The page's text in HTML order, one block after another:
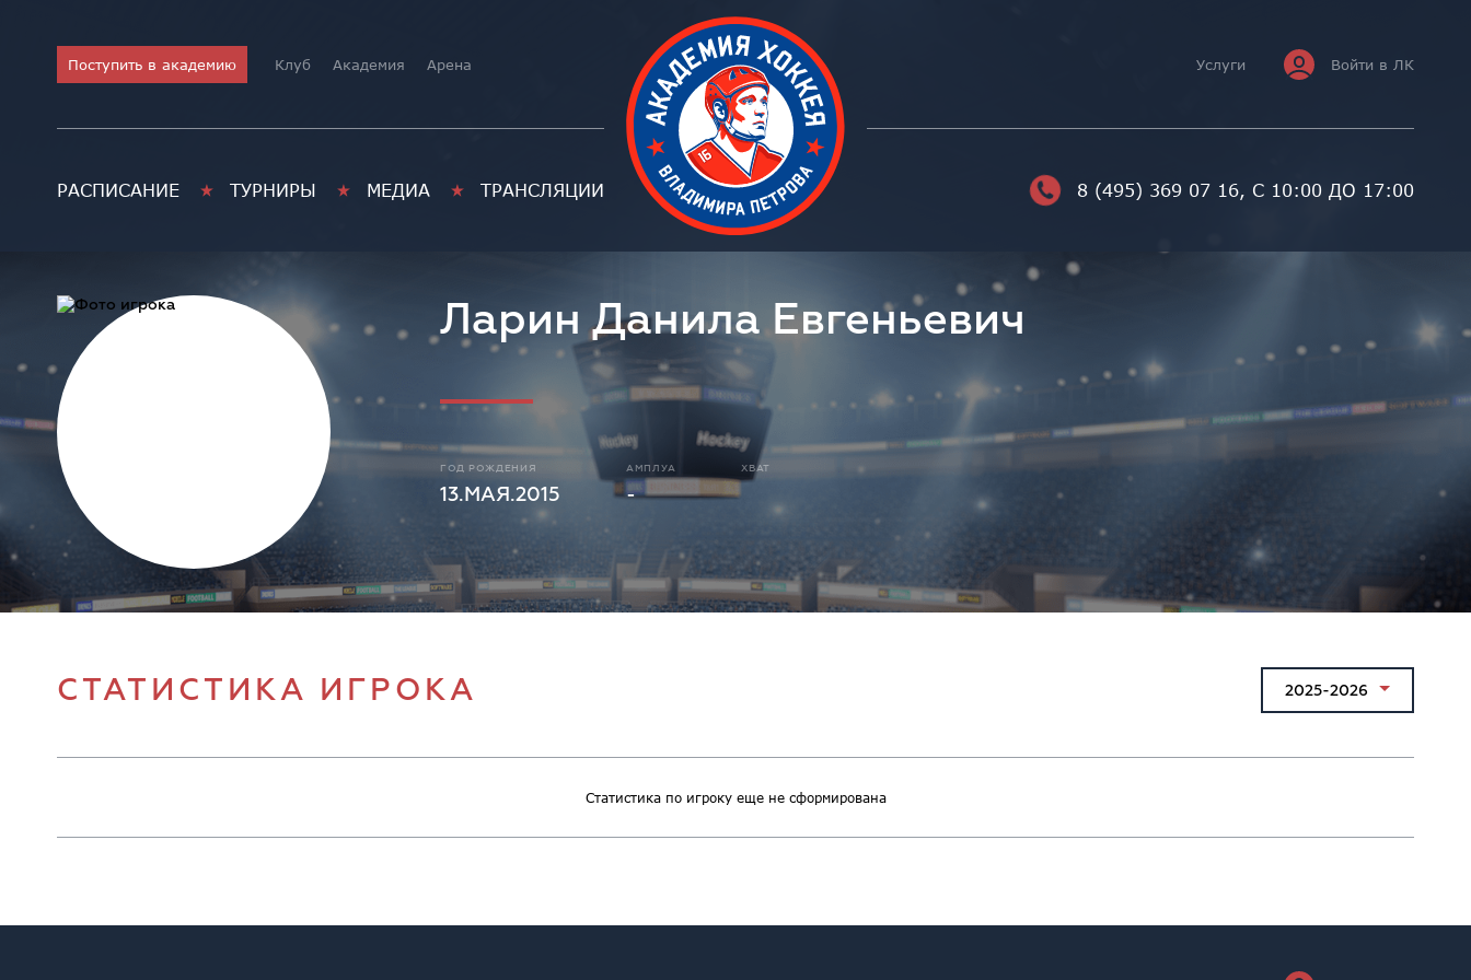
Поступить в академию Клуб Академия Арена Услуги Войти в ЛК
РАСПИСАНИЕ ТУРНИРЫ МЕДИА ТРАНСЛЯЦИИ 8 (495) 369 07 16, С 10:00 ДО 17:00
Ларин Данила Евгеньевич
ГОД РОЖДЕНИЯ
13.МАЯ.2015
АМПЛУА
-
ХВАТ
СТАТИСТИКА ИГРОКА 2025-2026
Статистика по игроку еще не сформирована